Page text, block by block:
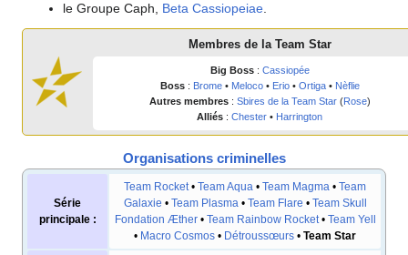
le Groupe Caph, Beta Cassiopeiae.
Membres de la Team Star
Big Boss : Cassiopée
Boss : Brome• Meloco• Erio• Ortiga• Nèflie
Autres membres : Sbires de la Team Star(Rose)
Alliés : Chester • Harrington
Organisations criminelles
Série
principale :
Team Rocket • Team Aqua • Team Magma • Team
Galaxie • Team Plasma • Team Flare • Team Skull
Fondation Æther• Team Rainbow Rocket• Team Yell
• Macro Cosmos • Détroussœurs • Team Star